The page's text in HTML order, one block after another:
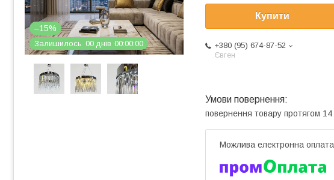
–15%
Залишилось 00 днів 00 00 00
Купити
+380 (95) 674-87-52
Євген
повернення товару протягом 14